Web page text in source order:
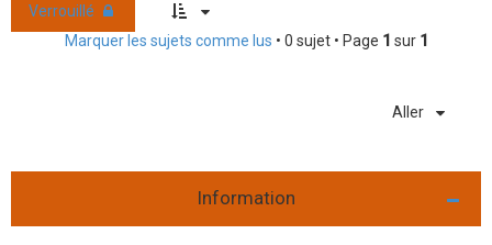
Verrouillé
Marquer les sujets comme lus • 0 sujet • Page 1 sur 1
Aller
Information